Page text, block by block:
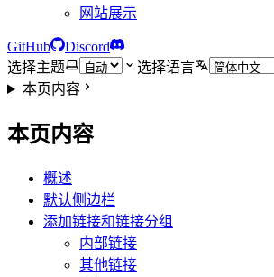
网站展示
GitHub
Discord
选择主题
选择语言
本页内容
本页内容
概述
默认侧边栏
添加链接和链接分组
内部链接
其他链接